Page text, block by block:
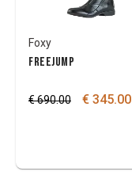
Foxy
FREEJUMP
€ 690.00 € 345.00